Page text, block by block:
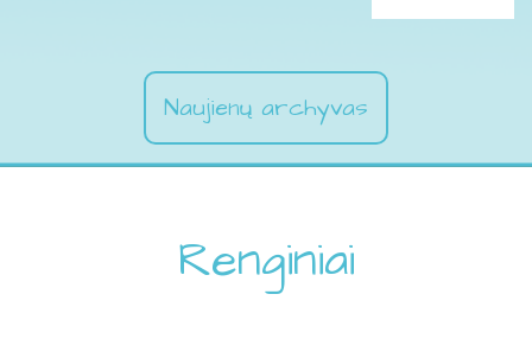
Naujienų archyvas
Renginiai